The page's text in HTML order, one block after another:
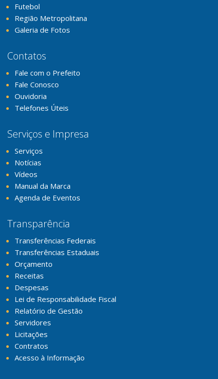
Futebol
Região Metropolitana
Galeria de Fotos
Contatos
Fale com o Prefeito
Fale Conosco
Ouvidoria
Telefones Úteis
Serviços e Impresa
Serviços
Notícias
Vídeos
Manual da Marca
Agenda de Eventos
Transparência
Transferências Federais
Transferências Estaduais
Orçamento
Receitas
Despesas
Lei de Responsabilidade Fiscal
Relatório de Gestão
Servidores
Licitações
Contratos
Acesso à Informação